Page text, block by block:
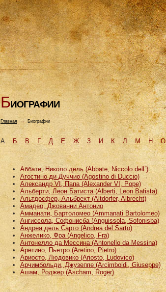
БИОГРАФИИ
Главная→ Биографии
А Б В Г Д Е Ж З И К Л М H О
Аббате, Николо дель (Abbate, Niccolo dell`)
Агостино ди Дуччио (Agostino di Duccio)
Александр VI, Папа (Alexander VI, Pope)
Альберти, Леон Батиста (Alberti, Leon Batista)
Альтдосфер, Альбрехт (Altdorfer, Albrecht)
Амадео, Джованни Антонио
Амманати, Бартоломео (Ammanati Bartolomeo)
Ангиссола, Софонисба (Anguissola, Sofonisba)
Андреа дель Сарто (Andrea del Sarto)
Анжелико, Фра (Angelico, Fra)
Антонелло да Мессина (Antonello da Messina)
Аретино, Пьетро (Aretino, Pietro)
Ариосто, Людовико (Ariosto, Ludovico)
Арчимбольди, Джузеппе (Arcimboldi, Giuseppe)
Ашам, Роджер (Ascham, Roger)